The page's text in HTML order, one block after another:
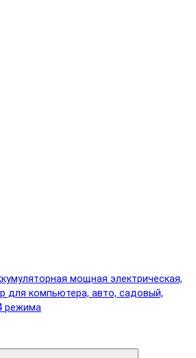
мощная электрическая,
для компьютера, авто, садовый,
режима